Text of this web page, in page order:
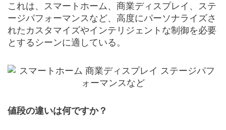
これは、スマートホーム、商業ディスプレイ、ステ
ージパフォーマンスなど、高度にパーソナライズさ
れたカスタマイズやインテリジェントな制御を必要
とするシーンに適している。
値段の違いは何ですか？